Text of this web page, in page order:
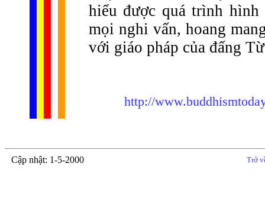
hiểu được quá trình
mọi nghi vấn, hoang
với giáo pháp của đấng
http://
Cập nhật: 1-5-2000 Trở